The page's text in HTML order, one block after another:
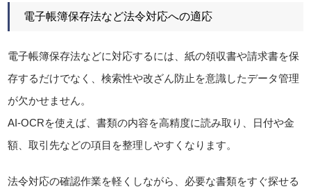
電子帳簿保存法など法令対応への適応
電子帳簿保存法などに対応するには、紙の領収書や請求書を保
存するだけでなく、検索性や改ざん防止を意識したデータ管理
が欠かせません。
AI-OCRを使えば、書類の内容を高精度に読み取り、日付や金
額、取引先などの項目を整理しやすくなります。
法令対応の確認作業を軽くしながら、必要な書類をすぐ探せる